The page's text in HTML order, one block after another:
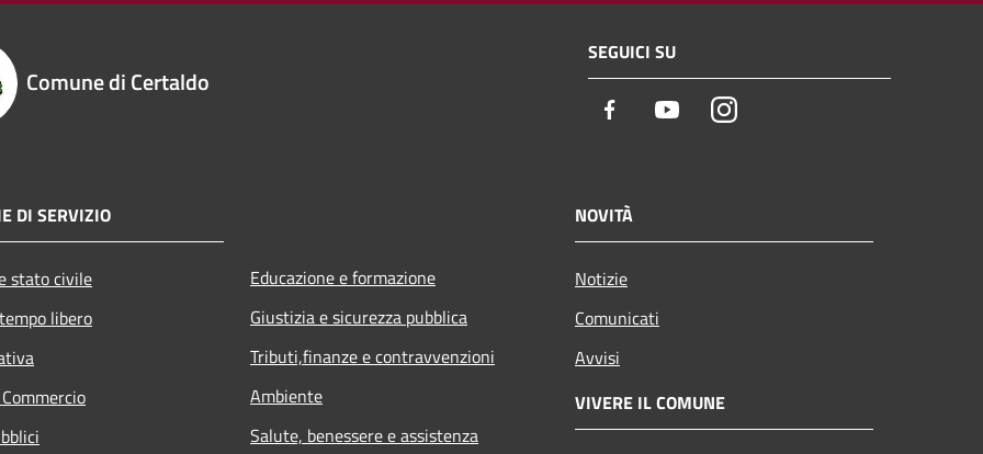
Comune di Certaldo
SEGUICI SU
Facebook YoutubeInstagram
DI SERVIZIO
stato civile
libero
Educazione e formazione
Giustizia e sicurezza pubblica
Tributi,finanze e contravvenzioni
Ambiente
Salute, benessere e assistenza
NOVITÀ
Notizie
Comunicati
Avvisi
VIVERE IL COMUNE